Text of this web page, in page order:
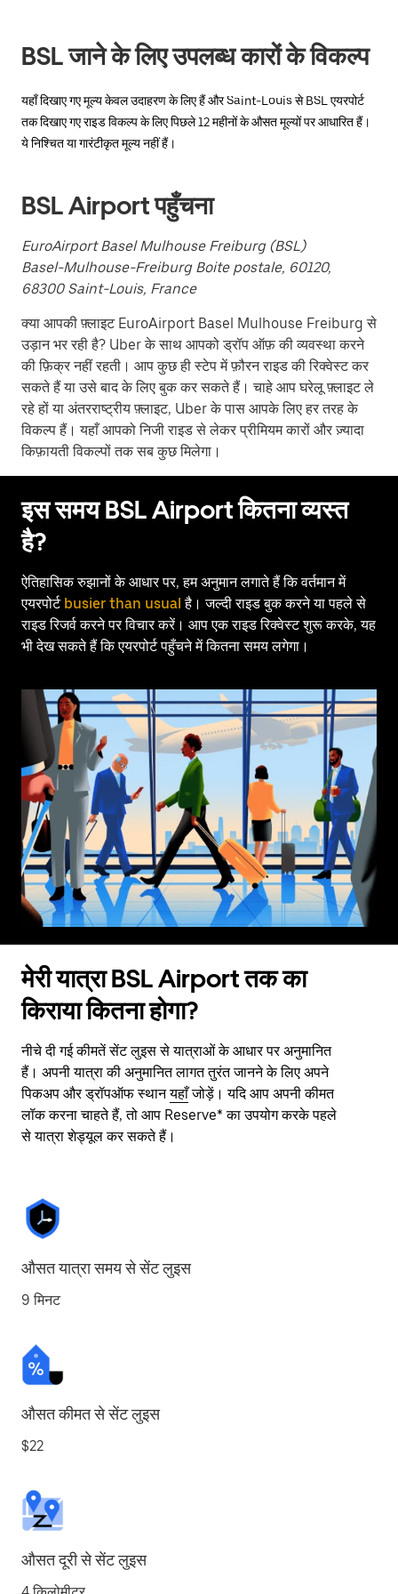
close
the
BSL जाने के लिए उपलब्ध कारों के विकल्प
यहाँ दिखाए गए मूल्य केवल उदाहरण के लिए हैं और Saint-Louis से BSL एयरपोर्ट
तक दिखाए गए राइड विकल्प के लिए पिछले 12 महीनों के औसत मूल्यों पर आधारित हैं।
ये निश्चित या गारंटीकृत मूल्य नहीं हैं।
BSL Airport पहुँचना
EuroAirport Basel Mulhouse Freiburg (BSL)
Basel-Mulhouse-Freiburg Boite postale, 60120,
68300 Saint-Louis, France
क्या आपकी फ़्लाइट EuroAirport Basel Mulhouse Freiburg से
उड़ान भर रही है? Uber के साथ आपको ड्रॉप ऑफ़ की व्यवस्था करने
की फ़िक्र नहीं रहती। आप कुछ ही स्टेप में फ़ौरन राइड की रिक्वेस्ट कर
सकते हैं या उसे बाद के लिए बुक कर सकते हैं। चाहे आप घरेलू फ़्लाइट ले
रहे हों या अंतरराष्ट्रीय फ़्लाइट, Uber के पास आपके लिए हर तरह के
विकल्प हैं। यहाँ आपको निजी राइड से लेकर प्रीमियम कारों और ज़्यादा
किफ़ायती विकल्पों तक सब कुछ मिलेगा।
इस समय BSL Airport कितना व्यस्त
है?
ऐतिहासिक रुझानों के आधार पर, हम अनुमान लगाते हैं कि वर्तमान में
एयरपोर्ट busier than usual है। जल्दी राइड बुक करने या पहले से
राइड रिजर्व करने पर विचार करें। आप एक राइड रिक्वेस्ट शुरू करके, यह
भी देख सकते हैं कि एयरपोर्ट पहुँचने में कितना समय लगेगा।
मेरी यात्रा BSL Airport तक का
किराया कितना होगा?
नीचे दी गई कीमतें सेंट लुइस से यात्राओं के आधार पर अनुमानित
हैं। अपनी यात्रा की अनुमानित लागत तुरंत जानने के लिए अपने
पिकअप और ड्रॉपऑफ स्थानयहाँजोड़ें। यदि आप अपनी कीमत
लॉक करना चाहते हैं, तो आप Reserve* का उपयोग करके पहले
से यात्रा शेड्यूल कर सकते हैं।
औसत यात्रा समय से सेंट लुइस
9 मिनट
औसत कीमत से सेंट लुइस
$22
औसत दूरी से सेंट लुइस